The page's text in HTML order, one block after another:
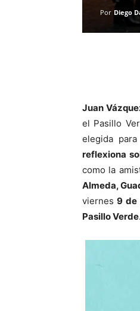
Por Diego
Juan
el Pasillo
elegida
reflexiona
como la
Almeda,
viernes 9 de
Pasillo Verde